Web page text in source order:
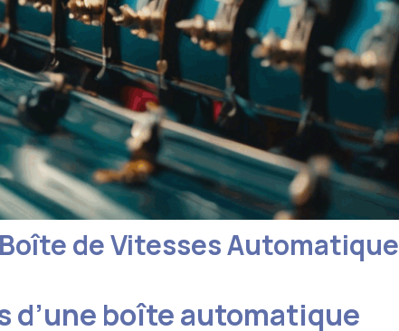
de Vitesses Automatique
boîte automatique